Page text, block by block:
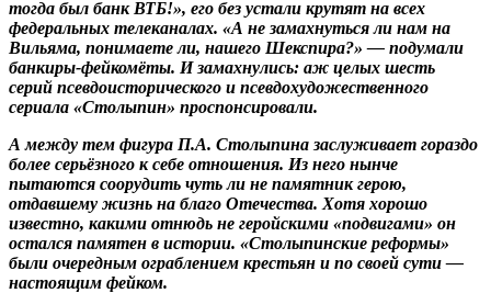
тогда был банк ВТБ!», его без устали крутят на всех
федеральных телеканалах. «А не замахнуться ли нам на
Вильяма, понимаете ли, нашего Шекспира?» — подумали
банкиры-фейкомёты. И замахнулись: аж целых шесть
серий псевдоисторического и псевдохудожественного
сериала «Столыпин» проспонсировали.
А между тем фигура П.А. Столыпина заслуживает гораздо
более серьёзного к себе отношения. Из него нынче
пытаются соорудить чуть ли не памятник герою,
отдавшему жизнь на благо Отечества. Хотя хорошо
известно, какими отнюдь не геройскими «подвигами» он
остался памятен в истории. «Столыпинские реформы»
были очередным ограблением крестьян и по своей сути —
настоящим фейком.